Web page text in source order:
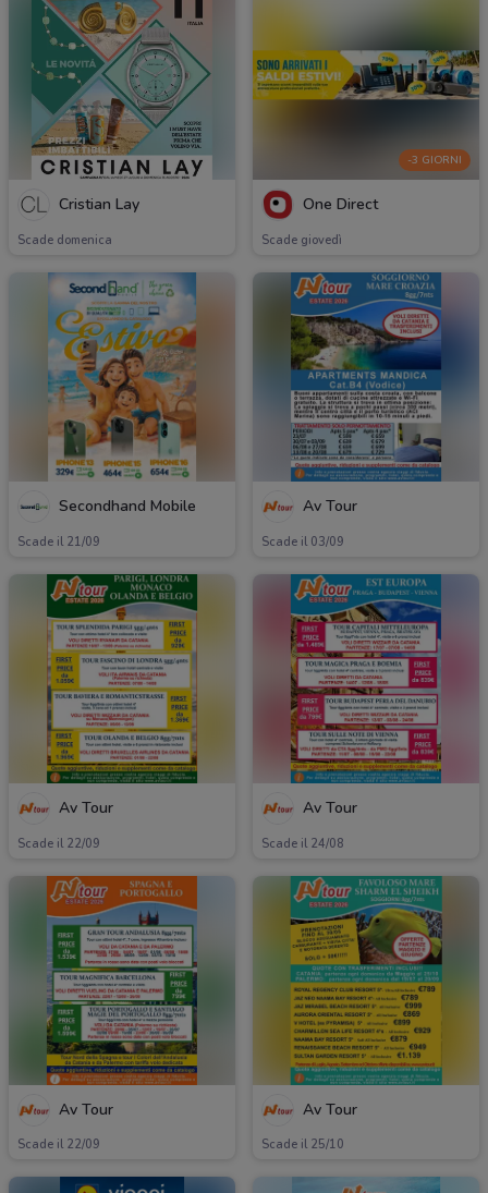
Cristian Lay
Scade domenica
-3 GIORNI
One Direct
Scade giovedì
Secondhand Mobile
Scade il 21/09
Av Tour
Scade il 03/09
Av Tour
Scade il 22/09
Av Tour
Scade il 24/08
Av Tour
Scade il 22/09
Av Tour
Scade il 25/10